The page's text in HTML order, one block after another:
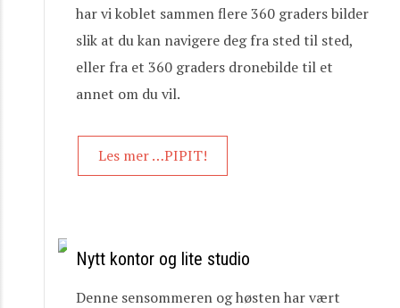
har vi koblet sammen flere 360 graders bilder
slik at du kan navigere deg fra sted til sted,
eller fra et 360 graders dronebilde til et
annet om du vil.
Les mer …PIPIT!
Nytt kontor og lite studio
Denne sensommeren og høsten har vært